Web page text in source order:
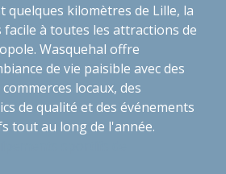
quelques kilomètres de Lille, la
facile à toutes les attractions de
Wasquehal offre
de vie paisible avec des
locaux, des
de qualité et des événements
tout au long de l'année.